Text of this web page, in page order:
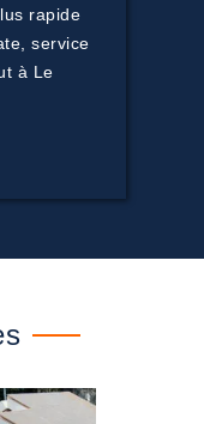
rapide
service
à Le